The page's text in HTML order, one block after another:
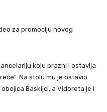
za promociju novog
koju prazni i ostavlja
Na stolu mu je ostavio
Baskijci, a Vidoreta je i